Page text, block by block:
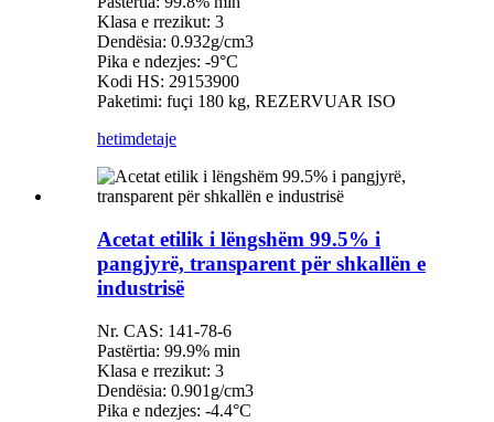
Klasa e rrezikut: 3
Dendësia: 0.932g/cm3
Pika e ndezjes: -9°C
Kodi HS: 29153900
Paketimi: fuçi 180 kg, REZERVUAR ISO
hetimdetaje
Acetat etilik i lëngshëm 99.5% i
pangjyrë, transparent për shkallën e
industrisë
Nr. CAS: 141-78-6
Pastërtia: 99.9% min
Klasa e rrezikut: 3
Dendësia: 0.901g/cm3
Pika e ndezjes: -4.4°C